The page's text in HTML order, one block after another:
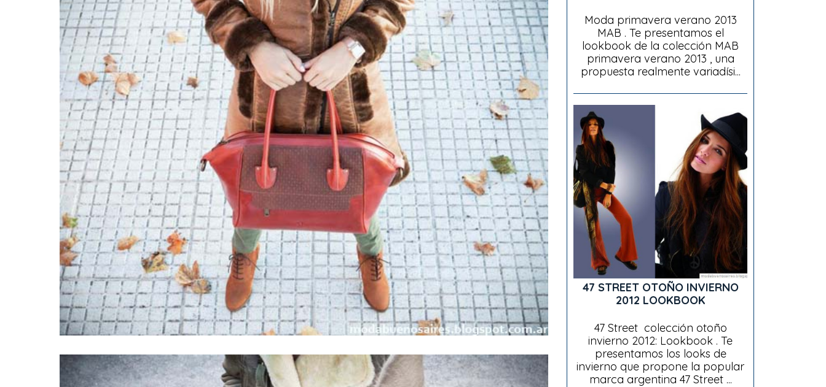
Moda primavera verano 2013
MAB . Te presentamos el
lookbook de la colección MAB
primavera verano 2013 , una
propuesta realmente variadísi...
47 STREET OTOÑO INVIERNO
2012 LOOKBOOK
47 Street colección otoño
invierno 2012: Lookbook . Te
presentamos los looks de
invierno que propone la popular
marca argentina 47 Street ...